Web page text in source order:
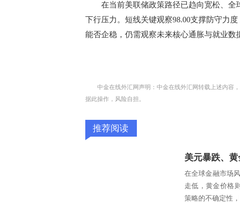
在当前美联储政策路径已趋向宽松、全
下行压力。短线关键观察98.00支撑防守力
能否企稳，仍需观察未来核心通胀与就业数
中金在线外汇网声明：中金在线外汇网转载上述内容
据此操作，风险自担。
推荐阅读
在全球金融市场
走低，黄金价格
策略的不确定性